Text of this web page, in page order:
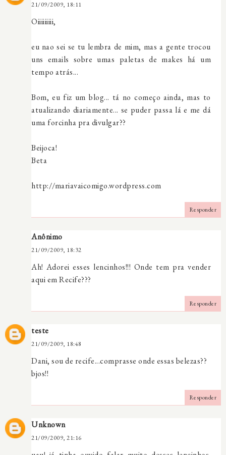
21/09/2009, 18:11
Oiiiiiiiii,
eu nao sei se tu lembra de mim, mas a gente trocou
uns emails sobre umas paletas de makes há um
tempo atrás...
Bom, eu fiz um blog... tá no começo ainda, mas to
atualizando diariamente... se puder passa lá e me dá
uma forcinha pra divulgar??
Beijoca!
Beta
http://mariavaicomigo.wordpress.com
Responder
Anônimo
21/09/2009, 18:32
Ah! Adorei esses lencinhos!!! Onde tem pra vender
aqui em Recife???
Responder
teste
21/09/2009, 18:48
Dani, sou de recife...comprasse onde essas belezas??
bjos!!
Responder
Unknown
21/09/2009, 21:16